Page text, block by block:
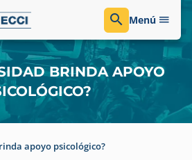
Menú
BRINDA APOYO
apoyo psicológico?